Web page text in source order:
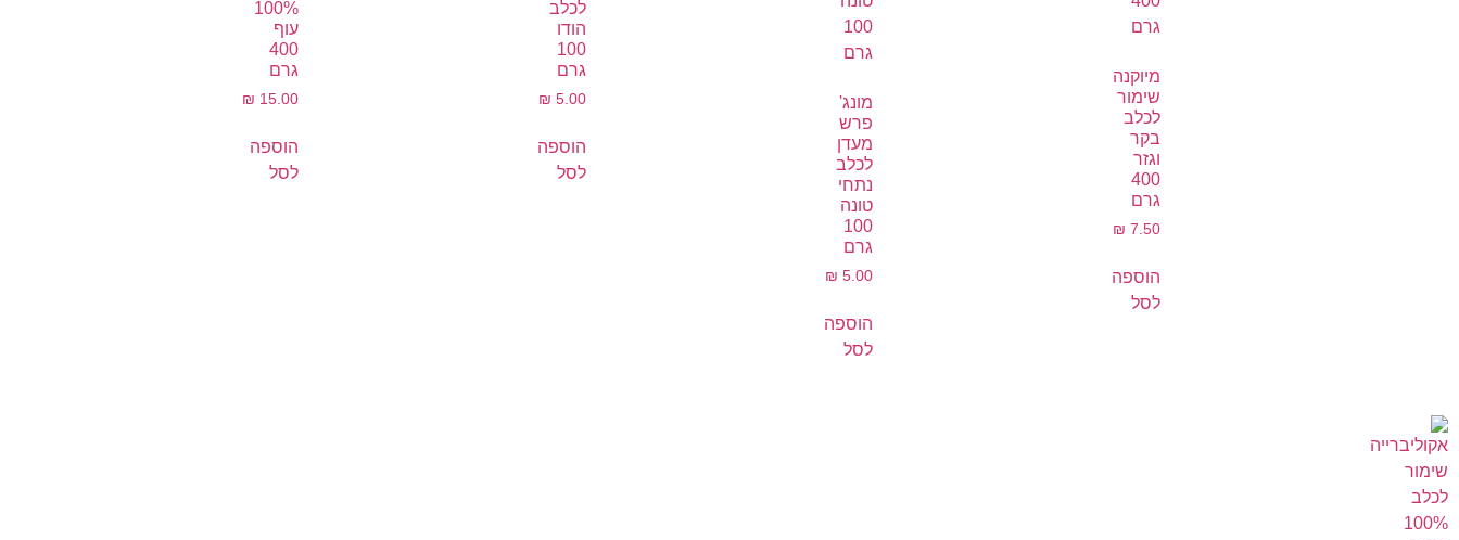
מיוקנה
שימור
לכלב
בקר
וגזר
400
גרם
₪ 7.50
הוספה
לסל
מונג'
פרש
מעדן
לכלב
נתחי
טונה
100
גרם
₪ 5.00
הוספה
לסל
לכלב
הודו
100
גרם
₪ 5.00
הוספה
לסל
100%
עוף
400
גרם
₪ 15.00
הוספה
לסל